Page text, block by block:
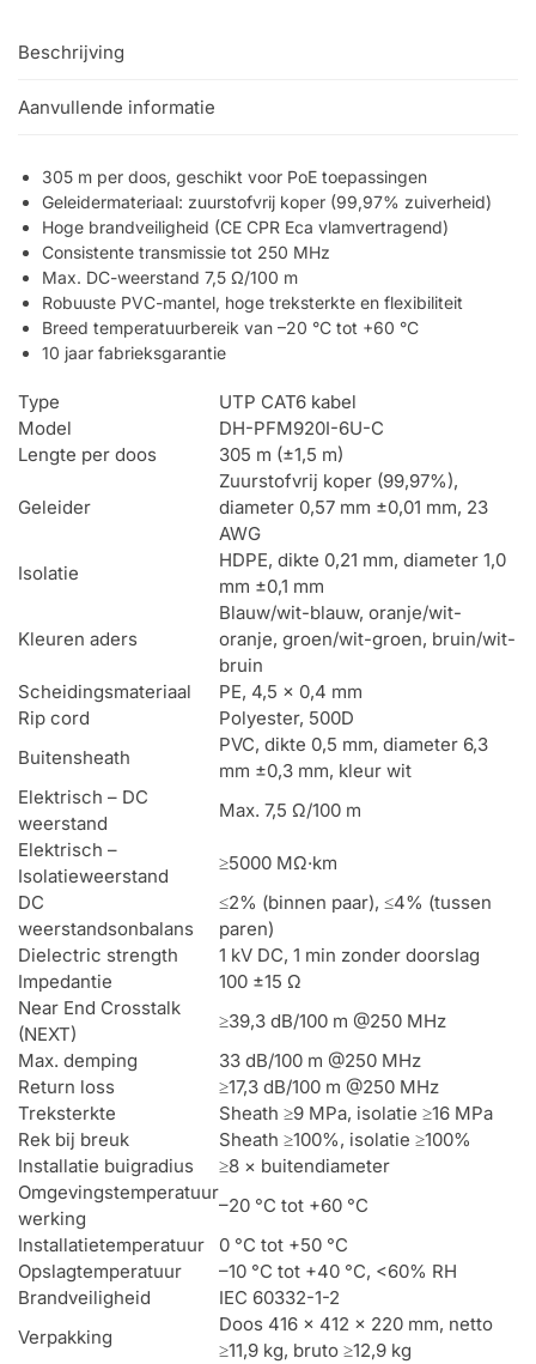
Beschrijving
Aanvullende informatie
305 m per doos, geschikt voor PoE toepassingen
Geleidermateriaal: zuurstofvrij koper (99,97% zuiverheid)
Hoge brandveiligheid (CE CPR Eca vlamvertragend)
Consistente transmissie tot 250 MHz
Max. DC-weerstand 7,5 Ω/100 m
Robuuste PVC-mantel, hoge treksterkte en flexibiliteit
Breed temperatuurbereik van –20 °C tot +60 °C
10 jaar fabrieksgarantie
Type
UTP CAT6 kabel
Model
DH-PFM920I-6U-C
Lengte per doos
305 m (±1,5 m)
Geleider
Zuurstofvrij koper (99,97%),
diameter 0,57 mm ±0,01 mm, 23
AWG
Isolatie
HDPE, dikte 0,21 mm, diameter 1,0
mm ±0,1 mm
Kleuren aders
Blauw/wit-blauw, oranje/wit-
oranje, groen/wit-groen, bruin/wit-
bruin
Scheidingsmateriaal
PE, 4,5 × 0,4 mm
Rip cord
Polyester, 500D
Buitensheath
PVC, dikte 0,5 mm, diameter 6,3
mm ±0,3 mm, kleur wit
Elektrisch – DC
weerstand
Max. 7,5 Ω/100 m
Elektrisch –
Isolatieweerstand
≥5000 MΩ·km
DC
weerstandsonbalans
≤2% (binnen paar), ≤4% (tussen
paren)
Dielectric strength
1 kV DC, 1 min zonder doorslag
Impedantie
100 ±15 Ω
Near End Crosstalk
(NEXT)
≥39,3 dB/100 m @250 MHz
Max. demping
33 dB/100 m @250 MHz
Return loss
≥17,3 dB/100 m @250 MHz
Treksterkte
Sheath ≥9 MPa, isolatie ≥16 MPa
Rek bij breuk
Sheath ≥100%, isolatie ≥100%
Installatie buigradius
≥8 × buitendiameter
Omgevingstemperatuur
werking
–20 °C tot +60 °C
Installatietemperatuur
0 °C tot +50 °C
Opslagtemperatuur
–10 °C tot +40 °C, <60% RH
Brandveiligheid
IEC 60332-1-2
Verpakking
Doos 416 × 412 × 220 mm, netto
≥11,9 kg, bruto ≥12,9 kg